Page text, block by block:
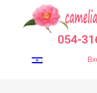
054-